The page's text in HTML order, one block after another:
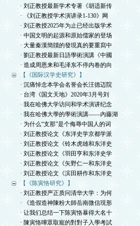
· 刘正教授最新学术专著《胡适新传
· 《刘正教授学术演讲录1-130》网
· 刘正教授2025年为止已经出版学术
· 中国文明的起源和原始儒家的登场
· 大量秦漢簡牘的發現真的要重寫中
· 劉正教授最新日語學術演講《中國
· 造成周恩来和毛泽东不停内卷的向
【《国际汉学史研究》】
· 沉痛悼念本学会名誉会长汪德迈院
· 台湾《国文天地》2020年3月号刘
· 我在哈佛大学访问和学术演讲纪念
· 我在哈佛大學的學術演講——內藤湖
· 为什么“支那”是个侮辱中国人的词
· 刘正教授论文《东洋史学京都学派
· 刘正教授论文《铃木虎雄和东洋史
· 刘正教授论文《羽田亨和东洋史学
· 刘正教授论文《矢野仁一和东洋史
· 刘正教授论文《滨田耕作和东洋史
【《陈寅恪研究》】
· 刘正教授严正质问清华大学：为何
· 《造假造神陳粉大師岳南微信現形
· 让我们总结一下陈寅恪暴得大名十
· 陳寅恪嘩眾取寵的對對子入學考試